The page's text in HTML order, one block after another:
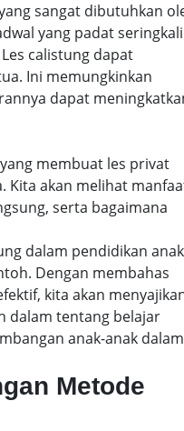
sangat dibutuhkan
yang padat seringkali
calistung dapat
Ini memungkinkan
dapat
membuat les privat
Kita akan melihat
serta bagaimana
dalam pendidikan
Dengan membahas
kita akan
dalam tentang belajar
anak-anak dalam
Metode